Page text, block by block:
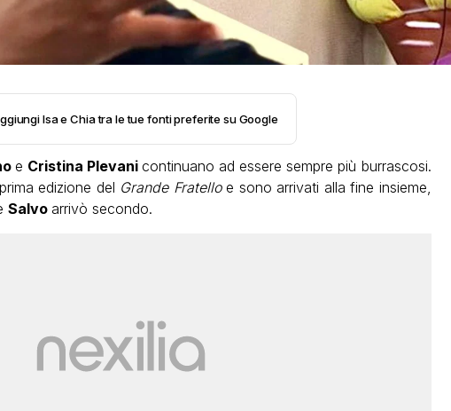
Isa e Chia tra le tue fonti preferite su Google
e Cristina Plevanicontinuano ad essere sempre più burrascosi.
edizione del Grande Fratello e sono arrivati alla fine insieme,
Salvo arrivò secondo.